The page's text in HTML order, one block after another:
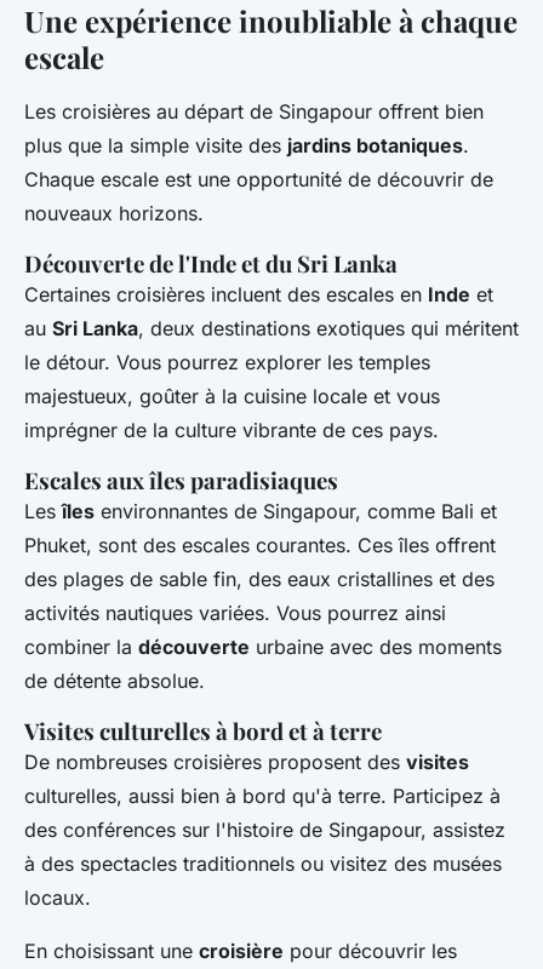
Une expérience inoubliable à chaque
escale
Les croisières au départ de Singapour offrent bien
plus que la simple visite des jardins botaniques.
Chaque escale est une opportunité de découvrir de
nouveaux horizons.
Découverte de l'Inde et du Sri Lanka
Certaines croisières incluent des escales en Inde et
au Sri Lanka, deux destinations exotiques qui méritent
le détour. Vous pourrez explorer les temples
majestueux, goûter à la cuisine locale et vous
imprégner de la culture vibrante de ces pays.
Escales aux îles paradisiaques
Lesîles environnantes de Singapour, comme Bali et
Phuket, sont des escales courantes. Ces îles offrent
des plages de sable fin, des eaux cristallines et des
activités nautiques variées. Vous pourrez ainsi
combiner la découverte urbaine avec des moments
de détente absolue.
Visites culturelles à bord et à terre
De nombreuses croisières proposent des visites
culturelles, aussi bien à bord qu'à terre. Participez à
des conférences sur l'histoire de Singapour, assistez
à des spectacles traditionnels ou visitez des musées
locaux.
En choisissant une croisière pour découvrir les